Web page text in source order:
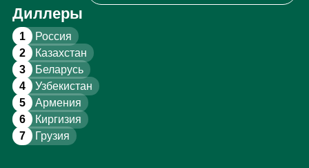
Диллеры
1 Россия
2 Казахстан
3 Беларусь
4 Узбекистан
5 Армения
6 Киргизия
7 Грузия